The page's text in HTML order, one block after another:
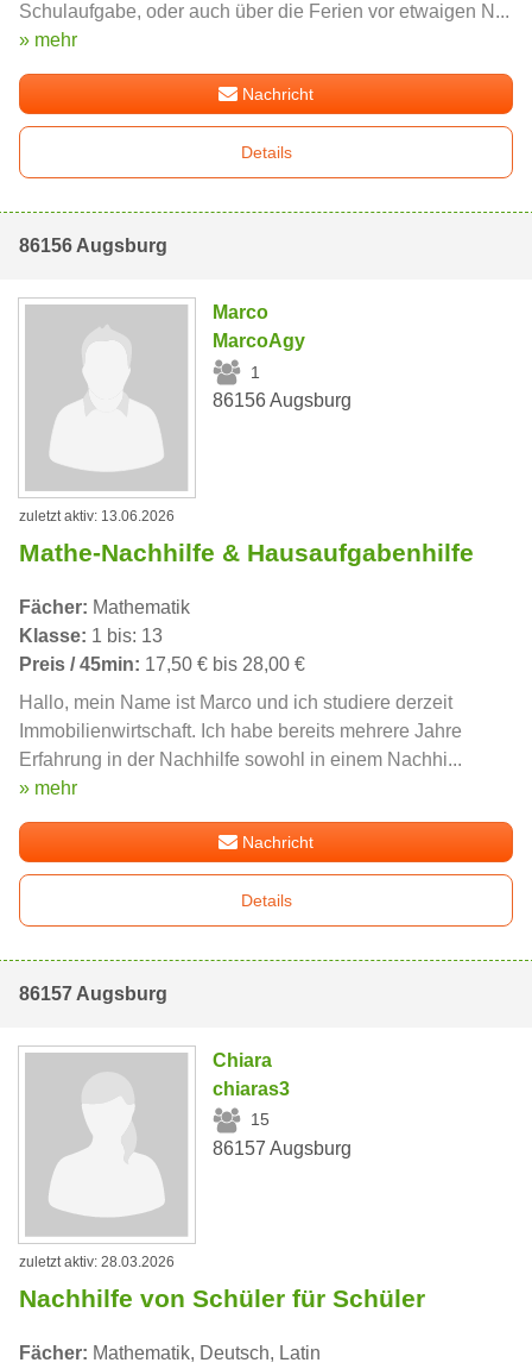
Schulaufgabe, oder auch über die Ferien vor etwaigen N...
» mehr
Nachricht
Details
86156 Augsburg
Marco
MarcoAgy
1
86156 Augsburg
zuletzt aktiv: 13.06.2026
Mathe-Nachhilfe & Hausaufgabenhilfe
Fächer: Mathematik
Klasse: 1 bis: 13
Preis / 45min: 17,50 € bis 28,00 €
Hallo, mein Name ist Marco und ich studiere derzeit
Immobilienwirtschaft. Ich habe bereits mehrere Jahre
Erfahrung in der Nachhilfe sowohl in einem Nachhi...
» mehr
Nachricht
Details
86157 Augsburg
Chiara
chiaras3
15
86157 Augsburg
zuletzt aktiv: 28.03.2026
Nachhilfe von Schüler für Schüler
Fächer: Mathematik, Deutsch, Latin